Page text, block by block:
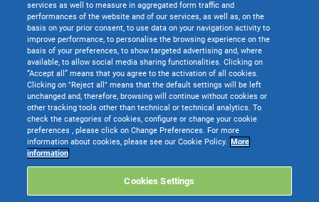
TeamSystem S.p.A. società con socio unico soggetta all’attività di direzione e
coordinamento di TeamSystem Holdco S.p.A. - Cap. Soc. € 24.000.000 I.v. -
C.C.I.A.A. delle Marche - P.I. 01035310414
Sede Legale e Amministrativa: Via Sandro Pertini, 88 - 61122 Pesaro (PU) -
services as well to measure in aggregated form traffic and
performances of the website and of our services, as well as, on the
basis on your prior consent, to use data on your navigation activity to
improve performance, to personalise the browsing experience on the
basis of your preferences, to show targeted advertising and, where
available, to allow social media sharing functionalities. Clicking on
“Accept all” means that you agree to the activation of all cookies.
Clicking on "Reject all" means that the default settings will be left
unchanged and, therefore, browsing will continue without cookies or
other tracking tools other than technical or technical analytics. To
check the categories of cookies, configure or change your cookie
preferences , please click on Change Preferences. For more
information about cookies, please see our Cookie Policy. More
information
Cookies Settings